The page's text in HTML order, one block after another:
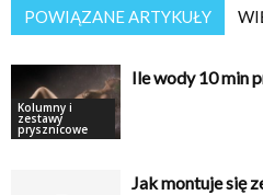
POWIĄZANE ARTYKUŁY
Kolumny i
zestawy
prysznicowe
Ile wody 10 min
Jak montuje się